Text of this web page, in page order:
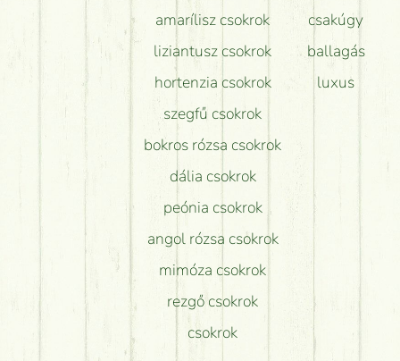
amarílisz csokrok
liziantusz csokrok
hortenzia csokrok
szegfű csokrok
bokros rózsa csokrok
dália csokrok
peónia csokrok
angol rózsa csokrok
mimóza csokrok
rezgő csokrok
csokrok
csakúgy
ballagás
luxus